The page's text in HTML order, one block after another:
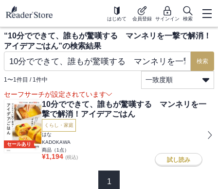
はじめて 会員登録 サインイン 検索
“10分でできて、誰もが驚嘆する マンネリを一撃で解消！
アイデアごはん”の検索結果
検索
1〜1件目 / 1件中
一致度順
セーフサーチが設定されています
セールあり
10分でできて、誰もが驚嘆する マンネリを一
撃で解消！アイデアごはん
くらし・家庭
はな
KADOKAWA
商品（1 点）
¥1,194 (税込) 試し読み
1